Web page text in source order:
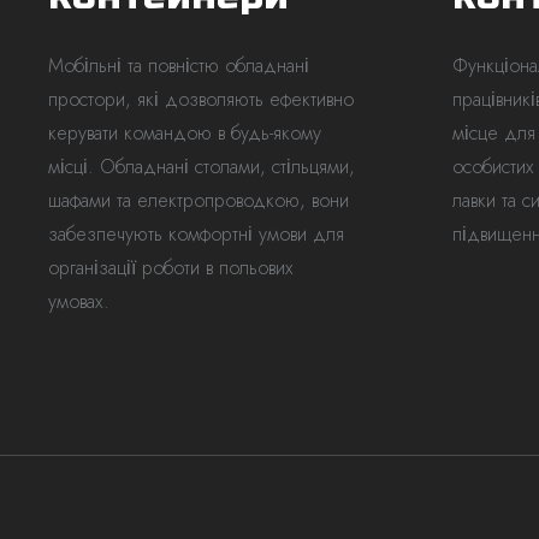
Мобільні та повністю обладнані
простори, які дозволяють ефективно
керувати командою в будь-якому
місці. Обладнані столами, стільцями,
шафами та електропроводкою, вони
забезпечують комфортні умови для
організації роботи в польових
умовах.
місце
лавки та
Контактні дані
Електронна пошта *
Інформація
Поштовий індекс
Особа, яка подає рекламацію
Ім'я та прізвище *
Дані та місце розташування контейнера